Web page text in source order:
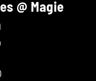
@ Magie